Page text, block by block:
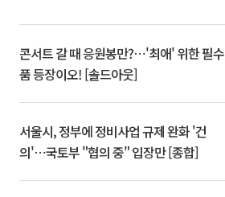
콘서트 갈 때 응원봉만?⋯'최애' 위한 필수
품 등장이오! [솔드아웃]
서울시, 정부에 정비사업 규제 완화 '건
의'⋯국토부 "협의 중" 입장만 [종합]